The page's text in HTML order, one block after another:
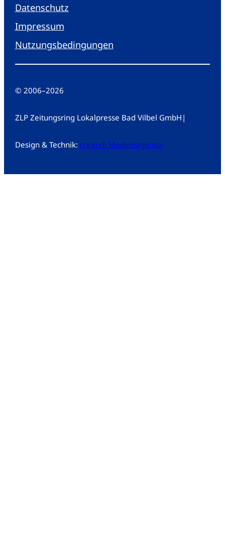
Datenschutz
Impressum
Nutzungsbedingungen
© 2006–2026
ZLP Zeitungsring Lokalpresse Bad Vilbel GmbH |
Design & Technik: creandi Medienagentur